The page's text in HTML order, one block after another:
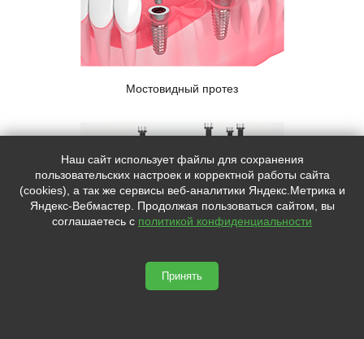
Мостовидный протез
Наш сайт использует файлы для сохранения
пользовательских настроек и корректной работы сайта
(cookies), а так же сервисы веб-аналитики Яндекс.Метрика и
Яндекс-Вебмастер. Продолжая пользоваться сайтом, вы
соглашаетесь с политикой конфиденциальности
Принять